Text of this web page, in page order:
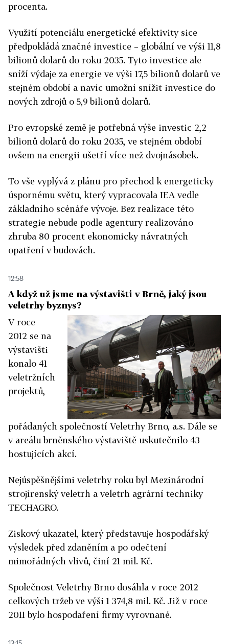
procenta.
Využití potenciálu energetické efektivity sice
předpokládá značné investice – globální ve výši 11,8
bilionů dolarů do roku 2035. Tyto investice ale
sníží výdaje za energie ve výši 17,5 bilionů dolarů ve
stejném období a navíc umožní snížit investice do
nových zdrojů o 5,9 bilionů dolarů.
Pro evropské země je potřebná výše investic 2,2
bilionů dolarů do roku 2035, ve stejném období
ovšem na energii ušetří více než dvojnásobek.
To vše vyplývá z plánu pro přechod k energeticky
úspornému světu, který vypracovala IEA vedle
základního scénáře vývoje. Bez realizace této
strategie nebude podle agentury realizováno
zhruba 80 procent ekonomicky návratných
opatření v budovách.
12:58
A když už jsme na výstavišti v Brně, jaký jsou
veletrhy byznys?
V roce
2012 se na
výstavišti
konalo 41
veletržních
projektů,
pořádaných společností Veletrhy Brno, a.s. Dále se
v areálu brněnského výstaviště uskutečnilo 43
hostujících akcí.
Nejúspěšnějšími veletrhy roku byl Mezinárodní
strojírenský veletrh a veletrh agrární techniky
TECHAGRO.
Ziskový ukazatel, který představuje hospodářský
výsledek před zdaněním a po odečtení
mimořádných vlivů, činí 21 mil. Kč.
Společnost Veletrhy Brno dosáhla v roce 2012
celkových tržeb ve výši 1 374,8 mil. Kč. Již v roce
2011 bylo hospodaření firmy vyrovnané.